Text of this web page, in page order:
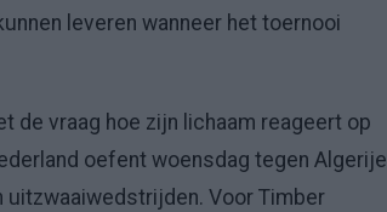
leveren wanneer het toernooi
de vraag hoe zijn lichaam reageert op
oefent woensdag tegen Algerije
uitzwaaiwedstrijden. Voor Timber